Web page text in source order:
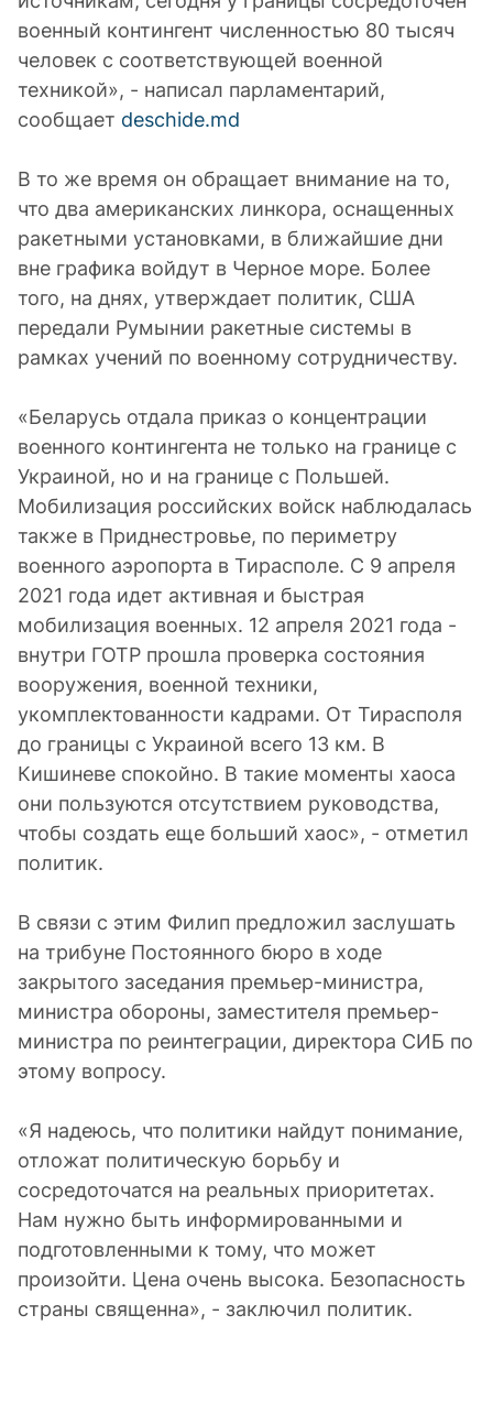
военный контингент численностью 80 тысяч
человек с соответствующей военной
техникой», - написал парламентарий,
сообщает deschide.md
В то же время он обращает внимание на то,
что два американских линкора, оснащенных
ракетными установками, в ближайшие дни
вне графика войдут в Черное море. Более
того, на днях, утверждает политик, США
передали Румынии ракетные системы в
рамках учений по военному сотрудничеству.
«Беларусь отдала приказ о концентрации
военного контингента не только на границе с
Украиной, но и на границе с Польшей.
Мобилизация российских войск наблюдалась
также в Приднестровье, по периметру
военного аэропорта в Тирасполе. С 9 апреля
2021 года идет активная и быстрая
мобилизация военных. 12 апреля 2021 года -
внутри ГОТР прошла проверка состояния
вооружения, военной техники,
укомплектованности кадрами. От Тирасполя
до границы с Украиной всего 13 км. В
Кишиневе спокойно. В такие моменты хаоса
они пользуются отсутствием руководства,
чтобы создать еще больший хаос», - отметил
политик.
В связи с этим Филип предложил заслушать
на трибуне Постоянного бюро в ходе
закрытого заседания премьер-министра,
министра обороны, заместителя премьер-
министра по реинтеграции, директора СИБ по
этому вопросу.
«Я надеюсь, что политики найдут понимание,
отложат политическую борьбу и
сосредоточатся на реальных приоритетах.
Нам нужно быть информированными и
подготовленными к тому, что может
произойти. Цена очень высока. Безопасность
страны священна», - заключил политик.